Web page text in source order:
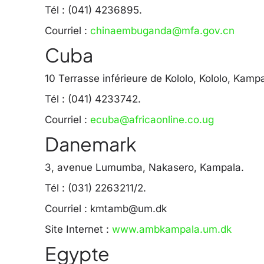
Tél : (041) 4236895.
Courriel : chinaembuganda@mfa.gov.cn
Cuba
10 Terrasse inférieure de Kololo, Kololo,
Tél : (041) 4233742.
Courriel : ecuba@africaonline.co.ug
Danemark
3, avenue Lumumba, Nakasero, Kampala.
Tél : (031) 2263211/2.
Courriel : kmtamb@um.dk
Site Internet : www.ambkampala.um.dk
Egypte